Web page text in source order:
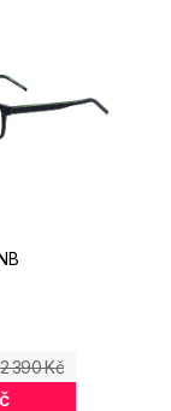
2 390 Kč